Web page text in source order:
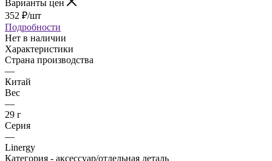
Варианты цен
352 ₽/шт
Подробности
Нет в наличии
Характеристики
Страна производства
—
Китай
Вес
—
29 г
Серия
—
Linergy
Категория - аксессуар/отдельная деталь